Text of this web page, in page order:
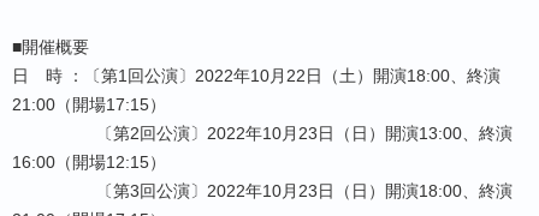
■開催概要
日 時 ：〔第1回公演〕2022年10月22日（土）開演18:00、終演
21:00（開場17:15）
〔第2回公演〕2022年10月23日（日）開演13:00、終演
16:00（開場12:15）
〔第3回公演〕2022年10月23日（日）開演18:00、終演